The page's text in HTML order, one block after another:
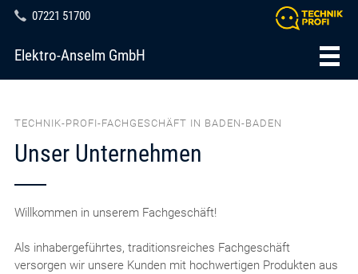
07221 51700
Elektro-Anselm GmbH
TECHNIK-PROFI-FACHGESCHÄFT IN BADEN-BADEN
Unser Unternehmen
Willkommen in unserem Fachgeschäft!
Als inhabergeführtes, traditionsreiches Fachgeschäft
versorgen wir unsere Kunden mit hochwertigen Produkten aus